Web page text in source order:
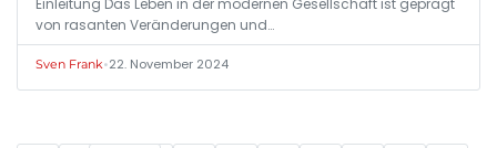
Einleitung Das Leben in der modernen Gesellschaft ist geprägt
von rasanten Veränderungen und…
Sven Frank•22. November 2024